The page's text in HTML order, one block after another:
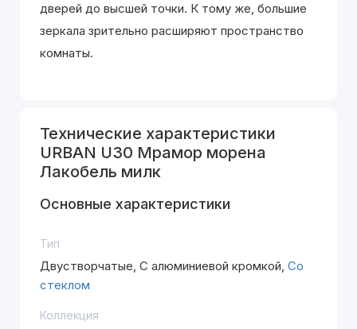
дверей до высшей точки. К тому же, большие
зеркала зрительно расширяют пространство
комнаты.
Технические характеристики
URBAN U30 Мрамор морена
Лакобель милк
Основные характеристики
Тип
Двустворчатые, С алюминиевой кромкой, Со
стеклом
Коллекция